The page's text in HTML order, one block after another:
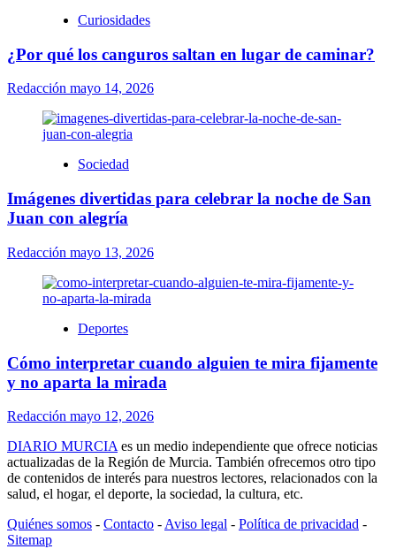
Curiosidades
¿Por qué los canguros saltan en lugar de caminar?
Redacción mayo 14, 2026
Sociedad
Imágenes divertidas para celebrar la noche de San
Juan con alegría
Redacción mayo 13, 2026
Deportes
Cómo interpretar cuando alguien te mira fijamente
y no aparta la mirada
Redacción mayo 12, 2026
DIARIO MURCIA es un medio independiente que ofrece noticias
actualizadas de la Región de Murcia. También ofrecemos otro tipo
de contenidos de interés para nuestros lectores, relacionados con la
salud, el hogar, el deporte, la sociedad, la cultura, etc.
Quiénes somos - Contacto - Aviso legal - Política de privacidad -
Sitemap